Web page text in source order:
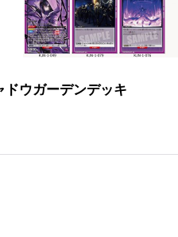
ドウガーデンデッキ